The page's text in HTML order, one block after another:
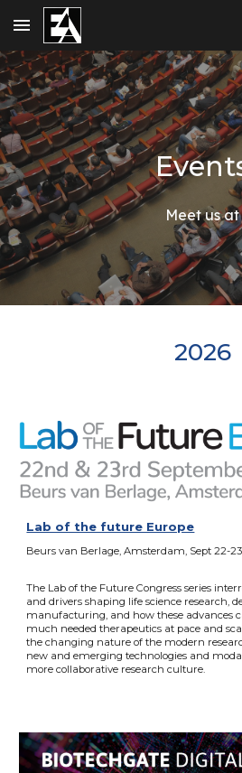
Skip to main content
Meet us at
2026
Lab of the future Europe
Beurs van Berlage, Amsterdam, Sept 22-23
The Lab of the Future Congress series
and drivers shaping life science research,
manufacturing, and how these advances
much needed therapeutics at pace and
the changing nature of the modern
new and emerging technologies and
more collaborative research culture.